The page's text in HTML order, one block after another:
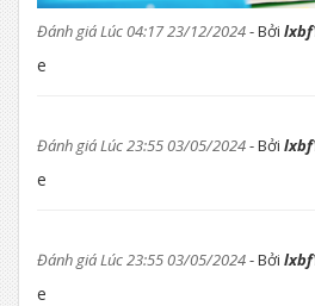
Đánh giá Lúc 04:17 23/12/2024- Bởi
e
Đánh giá Lúc 23:55 03/05/2024- Bởi
e
Đánh giá Lúc 23:55 03/05/2024- Bởi
e